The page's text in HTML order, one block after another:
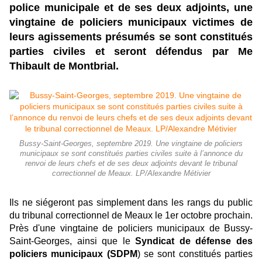
police municipale et de ses deux adjoints, une
vingtaine de policiers municipaux victimes de
leurs agissements présumés se sont constitués
parties civiles et seront défendus par Me
Thibault de Montbrial.
Bussy-Saint-Georges, septembre 2019. Une vingtaine de policiers
municipaux se sont constitués parties civiles suite à l’annonce du
renvoi de leurs chefs et de ses deux adjoints devant le tribunal
correctionnel de Meaux. LP/Alexandre Métivier
Ils ne siégeront pas simplement dans les rangs du public
du tribunal correctionnel de Meaux le 1er octobre prochain.
Près d'une vingtaine de policiers municipaux de Bussy-
Saint-Georges, ainsi que leSyndicat de défense des
policiers municipaux (SDPM) se sont constitués parties